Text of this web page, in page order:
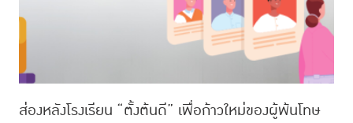
ส่องหลังโรงเรียน “ตั้งต้นดี” เพื่อก้าวใหม่ของผู้พ้นโทษ